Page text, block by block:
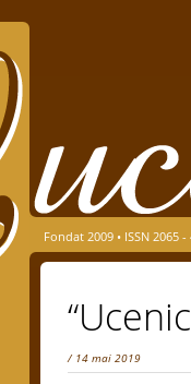
Fondat 2009 • ISSN 2065 -
/ 14 mai 2019